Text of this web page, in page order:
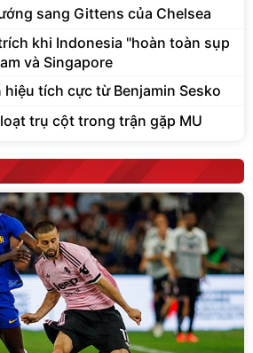
sang Gittens của Chelsea
khi Indonesia "hoàn toàn sụp
và Singapore
tích cực từ Benjamin Sesko
trụ cột trong trận gặp MU